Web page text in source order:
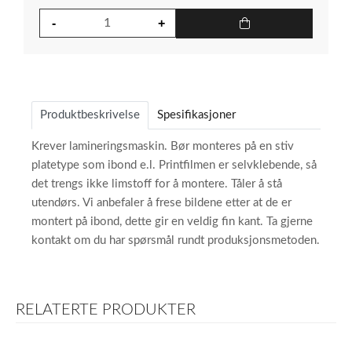
Produktbeskrivelse Spesifikasjoner
Krever lamineringsmaskin. Bør monteres på en stiv
platetype som ibond e.l. Printfilmen er selvklebende, så
det trengs ikke limstoff for å montere. Tåler å stå
utendørs. Vi anbefaler å frese bildene etter at de er
montert på ibond, dette gir en veldig fin kant. Ta gjerne
kontakt om du har spørsmål rundt produksjonsmetoden.
RELATERTE PRODUKTER